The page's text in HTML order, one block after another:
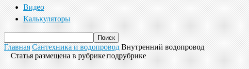
Видео
Калькуляторы
Главная Сантехника и водопровод Внутренний водопровод
Статья размещена в рубрике|подрубрике